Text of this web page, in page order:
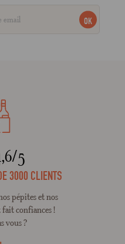
OK
5
3000 CLIENTS
pépites et nos
fait confiances !
vous ?